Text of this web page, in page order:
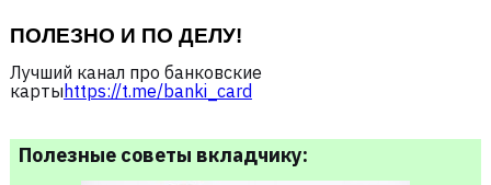
ПОЛЕЗНО И ПО ДЕЛУ!
Лучший канал про банковские
карты https://t.me/banki_card
Полезные советы вкладчику: